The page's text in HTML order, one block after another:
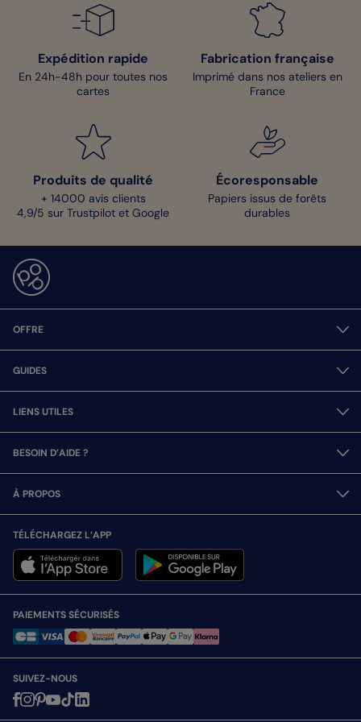
Expédition rapide
En 24h-48h pour toutes nos
cartes
Fabrication française
Imprimé dans nos ateliers en
France
Produits de qualité
+ 14000 avis clients
4,9/5 sur Trustpilot et Google
Écoresponsable
Papiers issus de forêts
durables
OFFRE
GUIDES
LIENS UTILES
BESOIN D’AIDE ?
À PROPOS
TÉLÉCHARGEZ L’APP
PAIEMENTS SÉCURISÉS
SUIVEZ-NOUS